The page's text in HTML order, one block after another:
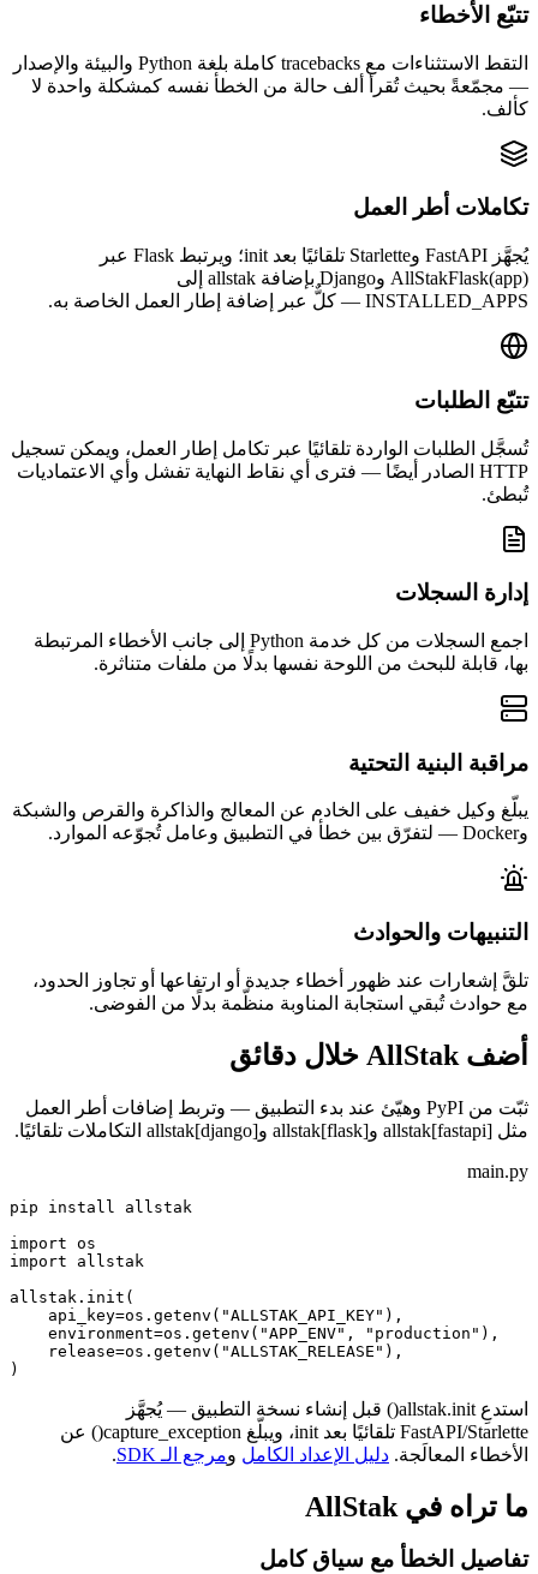
تتبّع الأخطاء
التقط الاستثناءات مع tracebacks كاملة بلغة Python والبيئة والإصدار
— مجمّعةً بحيث تُقرأ ألف حالة من الخطأ نفسه كمشكلة واحدة لا
كألف.
تكاملات أطر العمل
يُجهَّز FastAPI وStarlette تلقائيًا بعد init؛ ويرتبط Flask عبر
AllStakFlask(app) وDjango بإضافة allstak إلى
INSTALLED_APPS — كلٌّ عبر إضافة إطار العمل الخاصة به.
تتبّع الطلبات
تُسجَّل الطلبات الواردة تلقائيًا عبر تكامل إطار العمل، ويمكن تسجيل
HTTP الصادر أيضًا — فترى أي نقاط النهاية تفشل وأي الاعتماديات
تُبطئ.
إدارة السجلات
اجمع السجلات من كل خدمة Python إلى جانب الأخطاء المرتبطة
بها، قابلة للبحث من اللوحة نفسها بدلًا من ملفات متناثرة.
مراقبة البنية التحتية
يبلّغ وكيل خفيف على الخادم عن المعالج والذاكرة والقرص والشبكة
وDocker — لتفرّق بين خطأ في التطبيق وعامل تُجوّعه الموارد.
التنبيهات والحوادث
تلقَّ إشعارات عند ظهور أخطاء جديدة أو ارتفاعها أو تجاوز الحدود،
مع حوادث تُبقي استجابة المناوبة منظّمة بدلًا من الفوضى.
أضف AllStak خلال دقائق
ثبّت من PyPI وهيّئ عند بدء التطبيق — وتربط إضافات أطر العمل
مثل allstak[fastapi] وallstak[flask] وallstak[django] التكاملات تلقائيًا.
main.py
pip install allstak
import os
import allstak
allstak.init(
    api_key=os.getenv("ALLSTAK_API_KEY"),
    environment=os.getenv("APP_ENV", "production"),
    release=os.getenv("ALLSTAK_RELEASE"),
)
استدعِ allstak.init() قبل إنشاء نسخة التطبيق — يُجهَّز
FastAPI/Starlette تلقائيًا بعد init، ويبلّغ capture_exception() عن
الأخطاء المعالَجة. دليل الإعداد الكامل ومرجع الـ SDK .
ما تراه في AllStak
تفاصيل الخطأ مع سياق كامل